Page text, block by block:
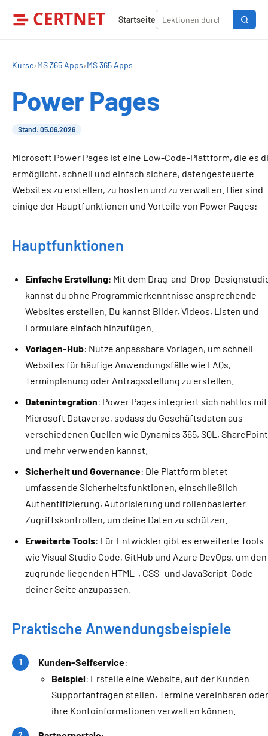
CERTNET Startseite
Kurse›MS 365 Apps›MS 365 Apps
Power Pages
Stand: 05.06.2026
Microsoft Power Pages ist eine Low-Code-Plattform, die es
ermöglicht, schnell und einfach sichere, datengesteuerte
Websites zu erstellen, zu hosten und zu verwalten. Hier sind
einige der Hauptfunktionen und Vorteile von Power Pages:
Hauptfunktionen
Einfache Erstellung: Mit dem Drag-and-Drop-
kannst du ohne Programmierkenntnisse ansprechende
Websites erstellen. Du kannst Bilder, Videos, Listen und
Formulare einfach hinzufügen.
Vorlagen-Hub: Nutze anpassbare Vorlagen, um schnell
Websites für häufige Anwendungsfälle wie FAQs,
Terminplanung oder Antragsstellung zu erstellen.
Datenintegration: Power Pages integriert sich nahtlos mit
Microsoft Dataverse, sodass du Geschäftsdaten aus
verschiedenen Quellen wie Dynamics 365, SQL, SharePoint
und mehr verwenden kannst.
Sicherheit und Governance: Die Plattform bietet
umfassende Sicherheitsfunktionen, einschließlich
Authentifizierung, Autorisierung und rollenbasierter
Zugriffskontrollen, um deine Daten zu schützen.
Erweiterte Tools: Für Entwickler gibt es erweiterte Tools
wie Visual Studio Code, GitHub und Azure DevOps, um den
zugrunde liegenden HTML-, CSS- und JavaScript-Code
deiner Seite anzupassen.
Praktische Anwendungsbeispiele
Kunden-Selfservice:
Beispiel: Erstelle eine Website, auf der Kunden
Supportanfragen stellen, Termine vereinbaren
ihre Kontoinformationen verwalten können.